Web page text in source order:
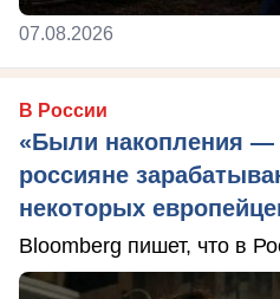
07.08.2026
В России
«Были накопления —
россияне
некоторых
Bloomberg пишет, что в